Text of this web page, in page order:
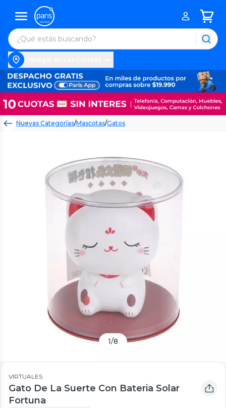
Nuevas Categorías/Mascotas/Gatos
1/8
VIRTUALES
Gato De La Suerte Con Bateria Solar
Fortuna